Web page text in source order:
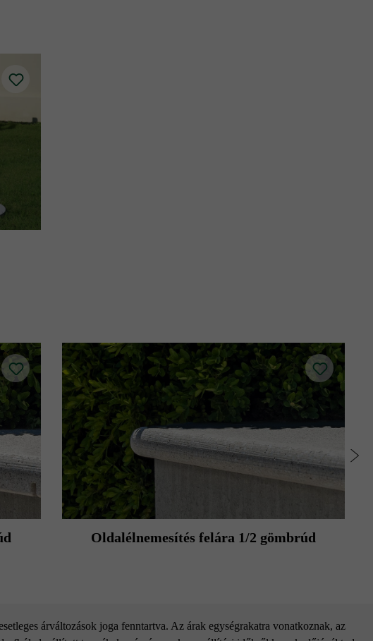
a világos lapok visszaverik a hőt, a sötétek viszont
menüpont alatt.
ki.
Oldalélnemesítés felára 1/2 gömbrúd
árváltozások joga fenntartva. Az árak egységrakatra vonatkoznak, az